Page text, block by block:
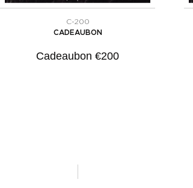
C-200
CADEAUBON
Cadeaubon €200